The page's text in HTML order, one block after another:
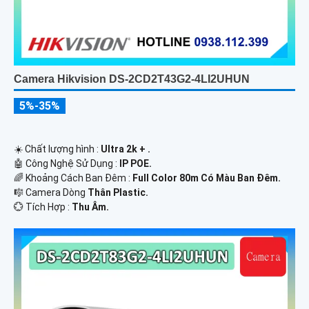
Camera Hikvision DS-2CD2T43G2-4LI2UHUN
5%-35%
☀️ Chất lượng hình : Ultra 2k + .
🤖️ Công Nghệ Sử Dụng :
IP POE.
🌈 Khoảng Cách Ban Đêm : Full Color 80m Có Màu Ban Ðêm.
🎼️ Camera Dòng Thân Plastic.
️💮 Tích Hợp : Thu Âm.